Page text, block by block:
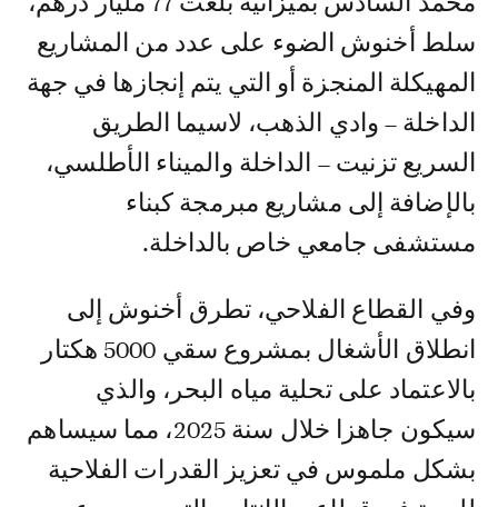
سلط أخنوش الضوء على عدد من المشاريع
المهيكلة المنجزة أو التي يتم إنجازها في جهة
الداخلة – وادي الذهب، لاسيما الطريق
السريع تزنيت – الداخلة والميناء الأطلسي،
بالإضافة إلى مشاريع مبرمجة كبناء
مستشفى جامعي خاص بالداخلة.
وفي القطاع الفلاحي، تطرق أخنوش إلى
انطلاق الأشغال بمشروع سقي 5000 هكتار
بالاعتماد على تحلية مياه البحر، والذي
سيكون جاهزا خلال سنة 2025، مما سيساهم
بشكل ملموس في تعزيز القدرات الفلاحية